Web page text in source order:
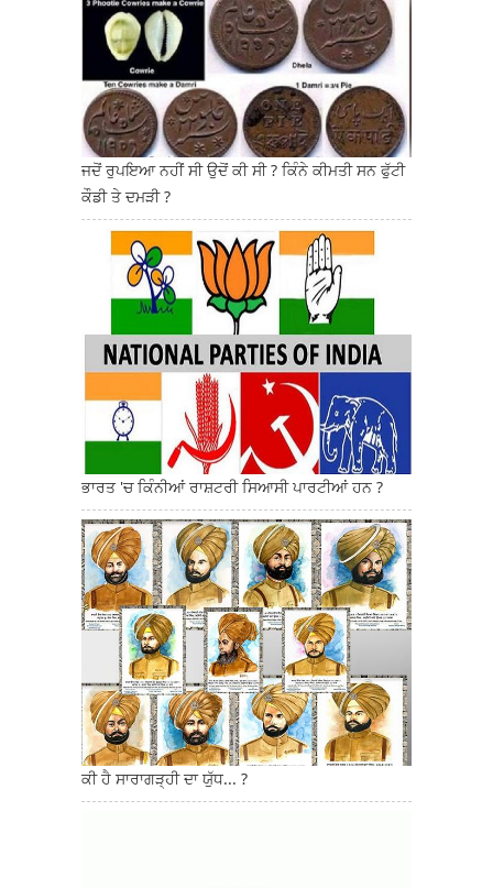
ਜਦੋਂ ਰੁਪਇਆ ਨਹੀਂ ਸੀ ਉਦੋਂ ਕੀ ਸੀ ? ਕਿੰਨੇ ਕੀਮਤੀ ਸਨ ਫੁੱਟੀ
ਕੌਡੀ ਤੇ ਦਮੜੀ ?
ਭਾਰਤ 'ਚ ਕਿੰਨੀਆਂ ਰਾਸ਼ਟਰੀ ਸਿਆਸੀ ਪਾਰਟੀਆਂ ਹਨ ?
ਕੀ ਹੈ ਸਾਰਾਗੜ੍ਹੀ ਦਾ ਯੁੱਧ... ?